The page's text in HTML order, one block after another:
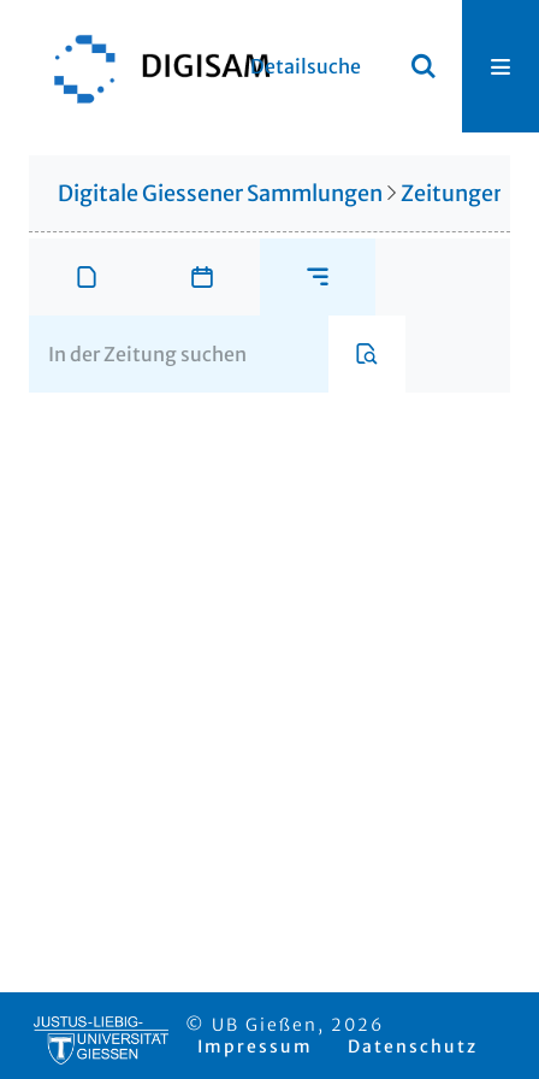
Detailsuche
Digitale Giessener Sammlungen Zeitungen
© UB Gießen, 2026
Impressum
Datenschutz